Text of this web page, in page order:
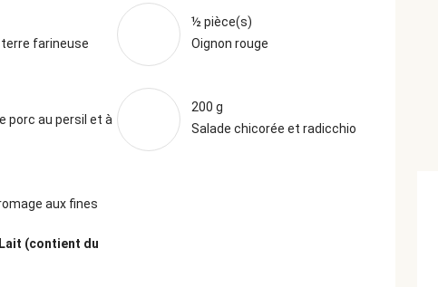
farineuse
½ pièce(s)
Oignon rouge
porc au persil et à
200 g
Salade chicorée et radicchio
aux fines
Lait (contient du